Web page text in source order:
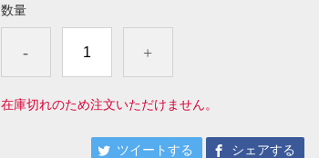
数量
- +
在庫切れのため注文いただけません。
ツイートする シェアする